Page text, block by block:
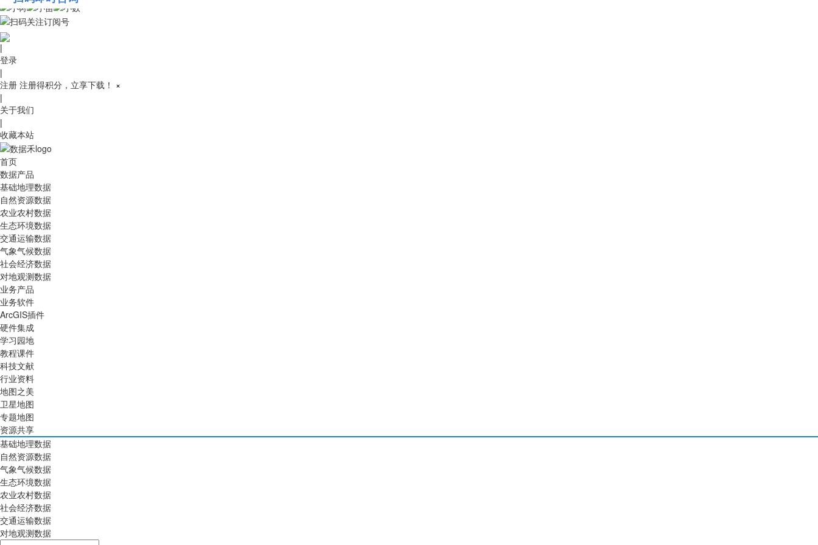
010-53689091
|
登录
|
注册 注册得积分，立享下载！ ×
|
关于我们
|
收藏本站
首页
数据产品
基础地理数据
自然资源数据
农业农村数据
生态环境数据
交通运输数据
气象气候数据
社会经济数据
对地观测数据
业务产品
业务软件
ArcGIS插件
硬件集成
学习园地
教程课件
科技文献
行业资料
地图之美
卫星地图
专题地图
资源共享
基础地理数据
自然资源数据
气象气候数据
生态环境数据
农业农村数据
社会经济数据
交通运输数据
对地观测数据